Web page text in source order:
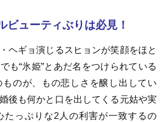
ビューティぶりは必見！
ヘギョ演じるスヒョンが笑顔をほと
も“氷姫”とあだ名をつけられている
のが、もの悲しさを醸し出してい
後も何かと口を出してくる元姑や実
たっぷりな2 人の利害が一致するの